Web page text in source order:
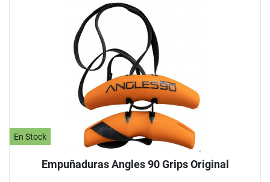
En Stock
Empuñaduras Angles 90 Grips Original